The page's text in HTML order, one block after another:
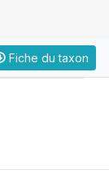
Fiche du taxon